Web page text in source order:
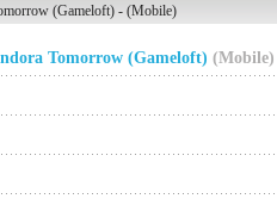
(Gameloft) - (Mobile)
Tomorrow (Gameloft) (Mobile)